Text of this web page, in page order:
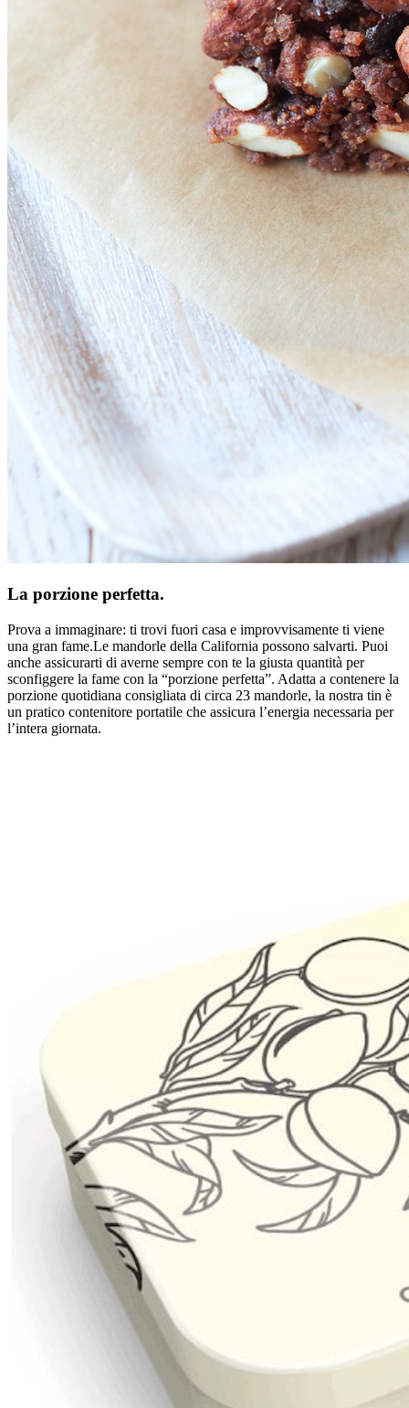
La porzione perfetta.
Prova a immaginare: ti trovi fuori casa e improvvisamente ti viene
una gran fame.Le mandorle della California possono salvarti. Puoi
anche assicurarti di averne sempre con te la giusta quantità per
sconfiggere la fame con la “porzione perfetta”. Adatta a contenere la
porzione quotidiana consigliata di circa 23 mandorle, la nostra tin è
un pratico contenitore portatile che assicura l’energia necessaria per
l’intera giornata.